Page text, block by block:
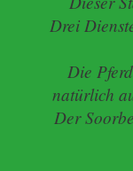
Drei
Die
natürlich
Der